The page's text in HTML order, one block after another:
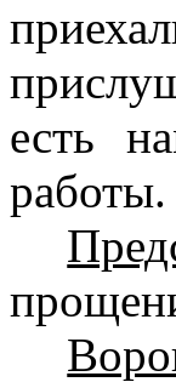
есть
работы.